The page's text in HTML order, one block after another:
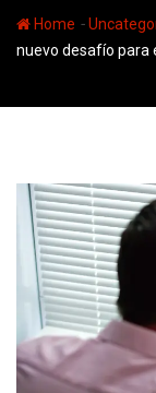
Home -
nuevo desafío para